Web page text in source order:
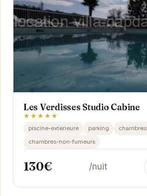
Les Verdisses Studio Cabine
★★★★★
piscine-exterieure parking
chambres-non-fumeurs
130€ /nuit